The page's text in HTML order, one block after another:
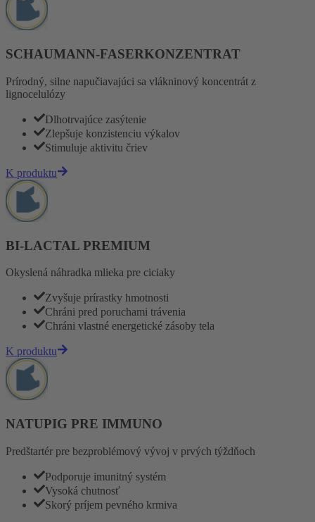
SCHAUMANN-FASERKONZENTRAT
Prírodný, silne napučiavajúci sa vlákninový koncentrát z
lignocelulózy
Dlhotrvajúce zasýtenie
Zlepšuje konzistenciu výkalov
Stimuluje aktivitu čriev
K produktu
BI-LACTAL PREMIUM
Okyslená náhradka mlieka pre ciciaky
Zvyšuje prírastky hmotnosti
Chráni pred poruchami trávenia
Chráni vlastné energetické zásoby tela
K produktu
NATUPIG PRE IMMUNO
Predštartér pre bezproblémový vývoj v prvých týždňoch
Podporuje imunitný systém
Vysoká chutnosť
Skorý príjem pevného krmiva